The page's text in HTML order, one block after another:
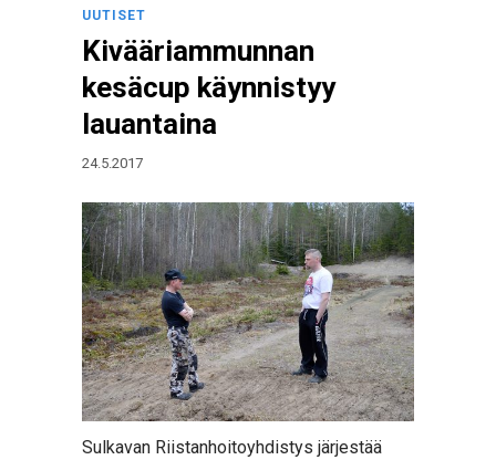
UUTISET
Kivääriammunnan
kesäcup käynnistyy
lauantaina
24.5.2017
Sulkavan Riistanhoitoyhdistys järjestää